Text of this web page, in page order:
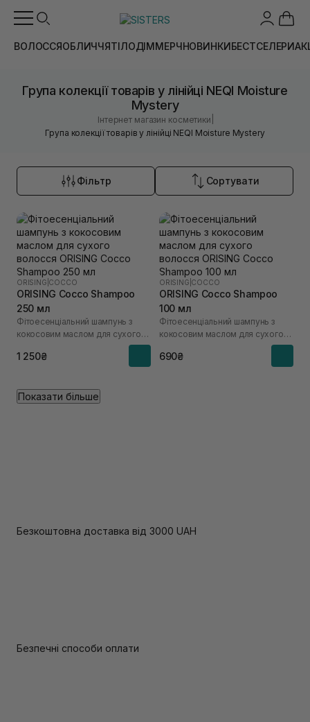
ВОЛОССЯОБЛИЧЧЯТІЛОДІММЕРЧНОВИНКИБЕСТСЕЛЕРИ
Група колекції товарів у лінійці NEQI Moisture
Mystery
Інтернет магазин косметики
Група колекції товарів у лінійці NEQI Moisture Mystery
Фільтр Сортувати
ORISING COCCO
ORISING Cocco Shampoo
250 мл
Фітоесенціальний шампунь з
кокосовим маслом для сухого
1 250₴
ORISING COCCO
ORISING Cocco Shampoo
100 мл
Фітоесенціальний шампунь з
кокосовим маслом для сухого
690₴
Показати більше
Безкоштовна доставка від 3000 UAH
Безпечні способи оплати